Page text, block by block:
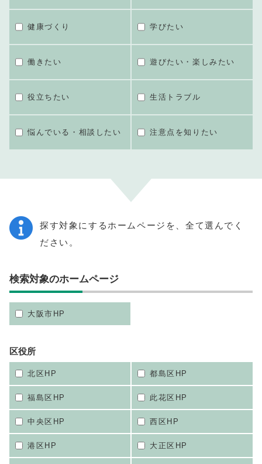
健康づくり 学びたい
働きたい 遊びたい・楽しみたい
役立ちたい 生活トラブル
悩んでいる・相談したい 注意点を知りたい
探す対象にするホームページを、全て選んでく
ださい。
検索対象のホームページ
大阪市HP
区役所
北区HP 都島区HP
福島区HP 此花区HP
中央区HP 西区HP
港区HP 大正区HP